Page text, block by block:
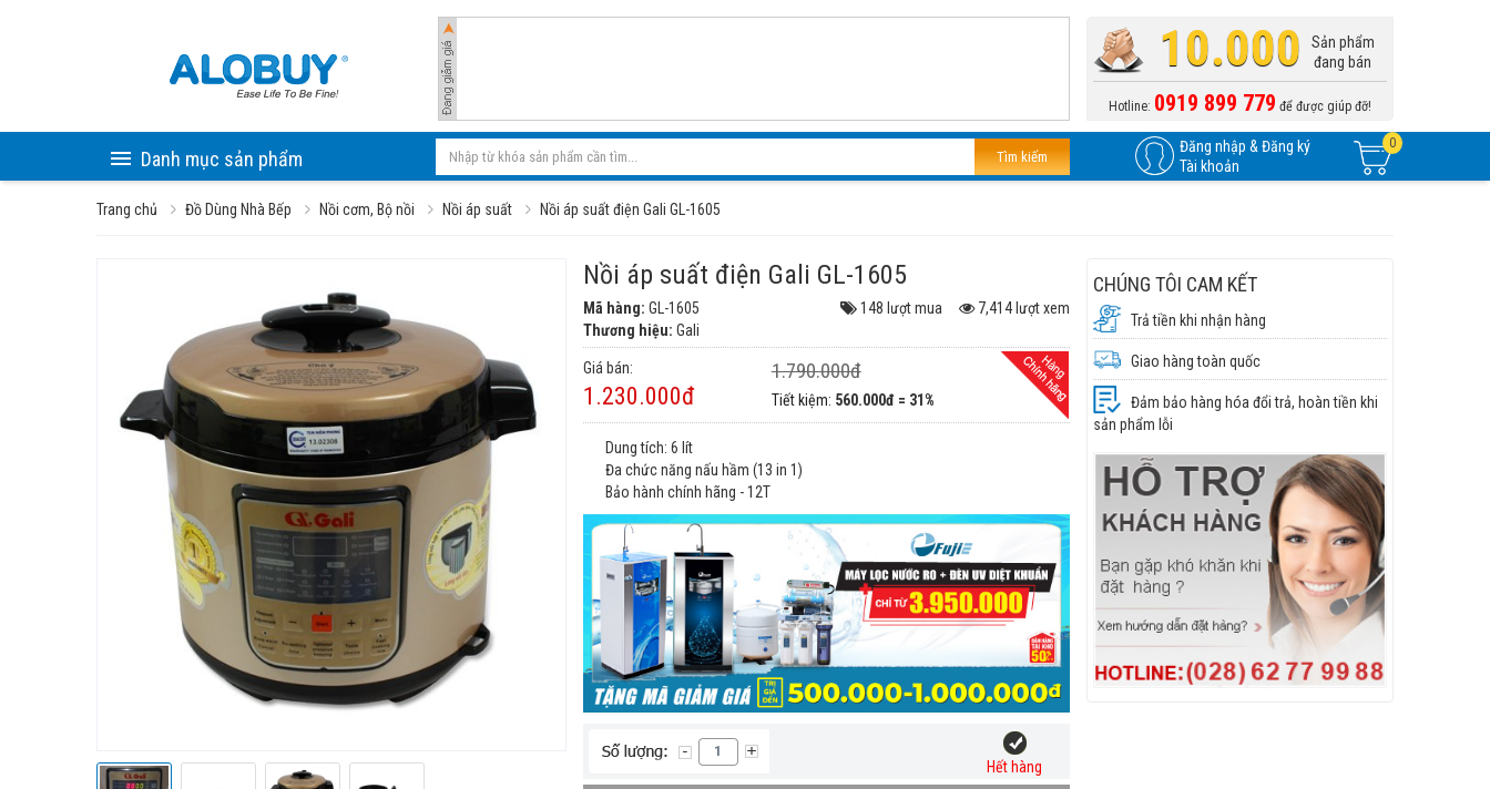
10.000
Sản phẩm
đang bán
Hotline: 0919 899 779 để được giúp đỡ!
Danh mục sản phẩm Tìm kiếm
Đăng nhập & Đăng ký
Tài khoản
0
Trang chủ Đồ Dùng Nhà Bếp Nồi cơm, Bộ nồi Nồi áp suất Nồi áp suất điện Gali GL-1605
Nồi áp suất điện Gali GL-1605
Mã hàng: GL-1605 148 lượt mua
7,414 lượt xem
Thương hiệu: Gali
Giá bán:
1.230.000đ
1.790.000đ
Tiết kiệm: 560.000đ = 31%
Dung tích: 6 lít
Đa chức năng nấu hầm (13 in 1)
Bảo hành chính hãng - 12T
Hết hàng
CHÚNG TÔI CAM KẾT
Trả tiền khi nhận hàng
Giao hàng toàn quốc
Đảm bảo hàng hóa đổi trả, hoàn tiền khi
sản phẩm lỗi